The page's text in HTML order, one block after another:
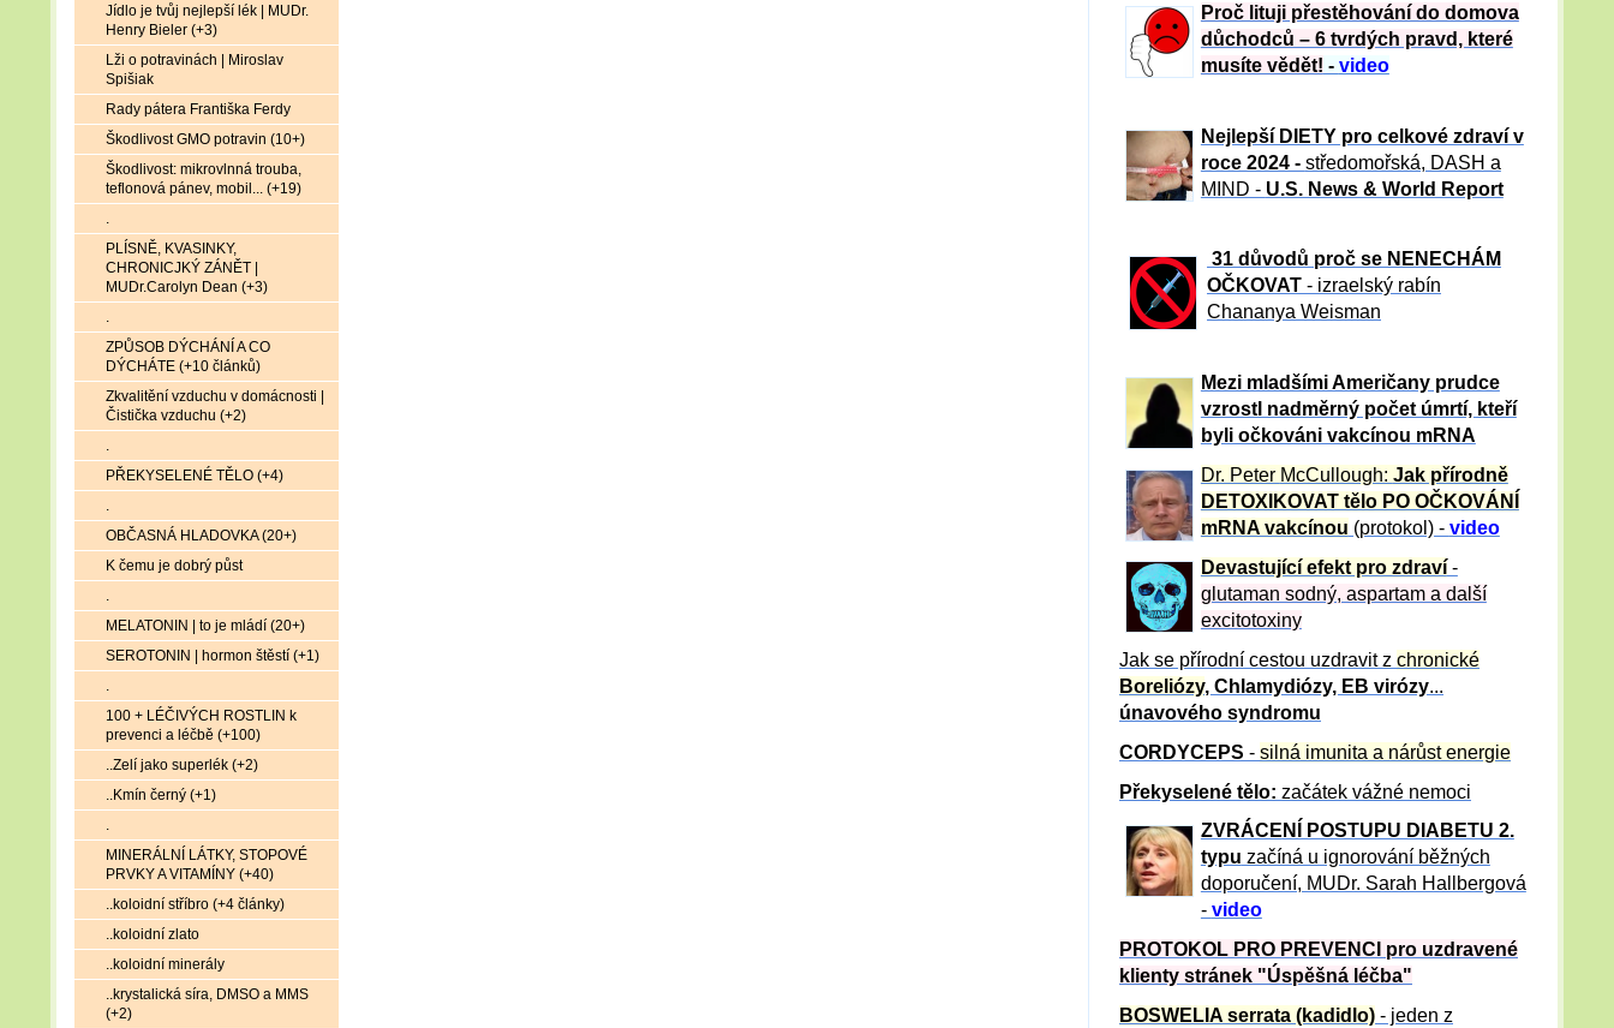
Proč lituji přestěhování do domova
důchodců – 6 tvrdých pravd, které
musíte vědět! - video
Nejlepší DIETY pro celkové zdraví v
roce 2024 - středomořská, DASH a
MIND - U.S. News & World Report
31 důvod ů proč se NENECHÁM
OČKOVAT - izraelský rabín
Chananya Weisman
Mezi mladšími Američany prudce
vzrostl nadměrný počet úmrtí, kteří
byli očkováni vakcínou mRNA
Dr. Peter McCullough: Jak přírodně
DETOXIKOVAT tělo PO OČKOVÁNÍ
mRNA vakcínou (protokol) - video
Devastující efekt pro zdraví-
glutaman sodný, aspartam a další
excitotoxiny
Jak se přírodní cestou uzdravit z chronické
Boreliózy, Chlamydiózy, EB virózy...
únavového syndromu
CORDYCEPS - silná imunita a nárůst energie
Překyselené tělo: začátek vážné nemoci
ZVRÁCE NÍ POSTUPU DIABETU 2.
typu začíná u ignorování běžných
doporučení, MUDr. Sarah Hallbergová
- video
PROTOKOL PRO PREVENCI pro uzdravené
klienty stránek "Úspěšná léčba"
BOSWELIA serrata (kadidlo) - jeden z
Jídlo je tvůj nejlepší lék | MUDr.
Henry Bieler (+3)
Lži o potravinách | Miroslav
Spišiak
Rady pátera Františka Ferdy
Škodlivost GMO potravin (10+)
Škodlivost: mikrovlnná trouba,
teflonová pánev, mobil... (+19)
.
PLÍSNĚ, KVASINKY,
CHRONICJKÝ ZÁNĚT |
MUDr.Carolyn Dean (+3)
.
ZPŮSOB DÝCHÁNÍ A CO
DÝCHÁTE (+10 článků)
Zkvalitění vzduchu v domácnosti |
Čistička vzduchu (+2)
.
PŘEKYSELENÉ TĚLO (+4)
.
OBČASNÁ HLADOVKA (20+)
K čemu je dobrý půst
.
MELATONIN | to je mládí (20+)
SEROTONIN | hormon štěstí (+1)
.
100 + LÉČIVÝCH ROSTLIN k
prevenci a léčbě (+100)
..Zelí jako superlék (+2)
..Kmín černý (+1)
.
MINERÁLNÍ LÁTKY, STOPOVÉ
PRVKY A VITAMÍNY (+40)
..koloidní stříbro (+4 články)
..koloidní zlato
..koloidní minerály
..krystalická síra, DMSO a MMS
(+2)